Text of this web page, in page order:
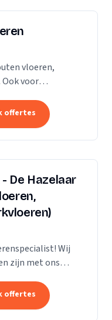
vloeren,
voor
is een
offertes
De Hazelaar
Wij
zijn met ons
staat voor
offertes